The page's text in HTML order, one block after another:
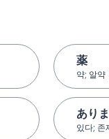
薬
약; 알약
あり
있다; 존